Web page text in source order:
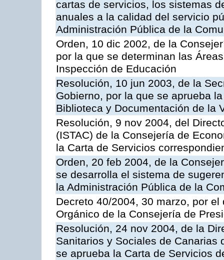
cartas de servicios, los sistemas
anuales a la calidad del servicio
Administración Pública de la
Orden, 10 dic 2002, de la
por la que se determinan las
Inspección de Educación
Resolución, 10 jun 2003, de la
Gobierno, por la que se aprueba
Biblioteca y Documentación de la
Resolución, 9 nov 2004, del
(ISTAC) de la Consejería de
la Carta de Servicios
Orden, 20 feb 2004, de la
se desarrolla el sistema de
la Administración Pública de la
Decreto 40/2004, 30 marzo, por
Orgánico de la Consejería de
Resolución, 24 nov 2004, de la
Sanitarios y Sociales de Canarias
se aprueba la Carta de Servicios